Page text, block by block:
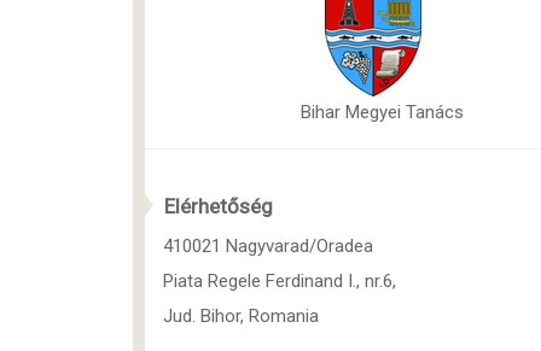
Bihar Megyei Tanács
Elérhetőség
410021 Nagyvarad/Oradea
Piata Regele Ferdinand I., nr.6,
Jud. Bihor, Romania